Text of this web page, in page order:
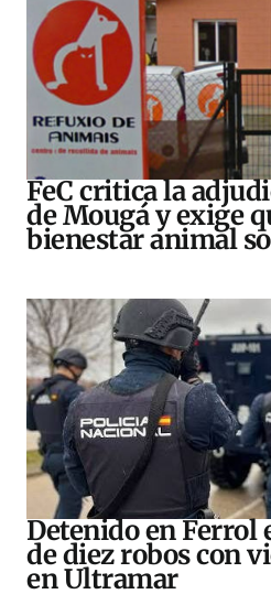
FeC critica la
de Mougá y exige
bienestar animal
Detenido en Ferrol
de diez robos con
en Ultramar